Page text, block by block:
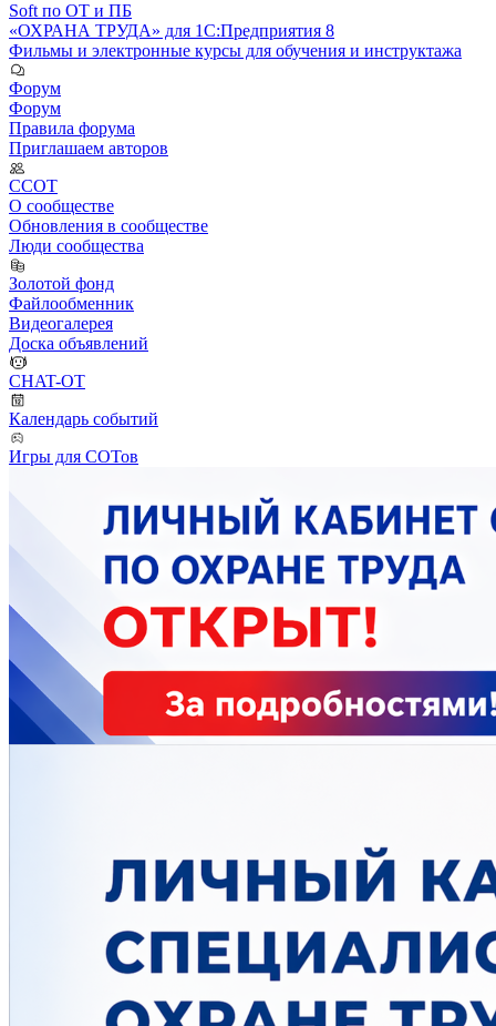
Soft по ОТ и ПБ
«ОХРАНА ТРУДА» для 1С:Предприятия 8
Фильмы и электронные курсы для обучения и инструктажа
Форум
Форум
Правила форума
Приглашаем авторов
ССОТ
О сообществе
Обновления в сообществе
Люди сообщества
Золотой фонд
Файлообменник
Видеогалерея
Доска объявлений
CHAT-OT
Календарь событий
Игры для СОТов